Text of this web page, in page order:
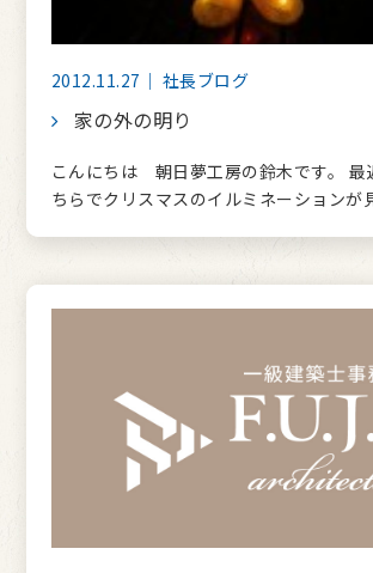
2012.11.27｜ 社長ブログ
家の外の明り
こんにちは 朝日夢工房の鈴木です。
ちらでクリスマスのイルミネーション